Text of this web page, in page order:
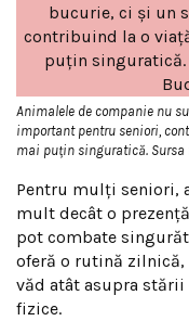
Animalele de companie nu
important pentru seniori,
mai puțin singuratică. Sursa
Pentru mulți seniori,
mult decât o
pot combate
oferă o rutină
văd atât asupra
fizice.